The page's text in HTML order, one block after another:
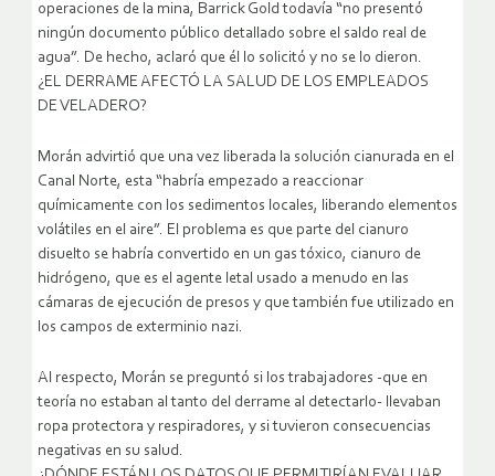
operaciones de la mina, Barrick Gold todavía “no presentó
ningún documento público detallado sobre el saldo real de
agua”. De hecho, aclaró que él lo solicitó y no se lo dieron.
¿EL DERRAME AFECTÓ LA SALUD DE LOS EMPLEADOS
DE VELADERO?
Morán advirtió que una vez liberada la solución cianurada en el
Canal Norte, esta “habría empezado a reaccionar
químicamente con los sedimentos locales, liberando elementos
volátiles en el aire”. El problema es que parte del cianuro
disuelto se habría convertido en un gas tóxico, cianuro de
hidrógeno, que es el agente letal usado a menudo en las
cámaras de ejecución de presos y que también fue utilizado en
los campos de exterminio nazi.
Al respecto, Morán se preguntó si los trabajadores -que en
teoría no estaban al tanto del derrame al detectarlo- llevaban
ropa protectora y respiradores, y si tuvieron consecuencias
negativas en su salud.